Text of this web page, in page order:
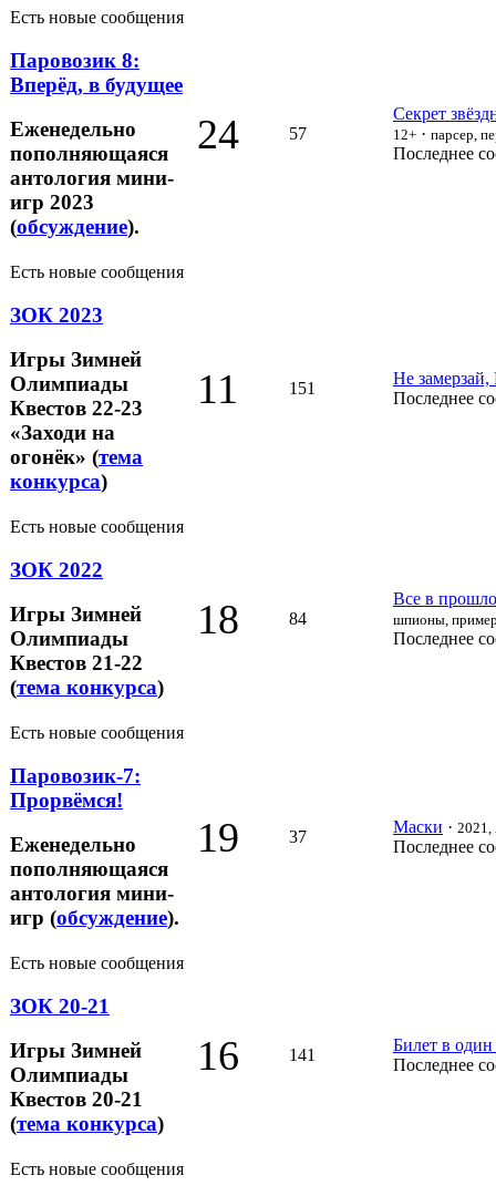
Есть новые сообщения
Паровозик 8:
Вперёд, в будущее
Еженедельно
пополняющаяся
антология мини-
игр 2023
(обсуждение).
24 57
Секрет
12+ · парсер,
Последнее
Есть новые сообщения
ЗОК 2023
Игры Зимней
Олимпиады
Квестов 22-23
«Заходи на
огонёк» (тема
конкурса)
11 151
Не
Последнее
Есть новые сообщения
ЗОК 2022
Игры Зимней
Олимпиады
Квестов 21-22
(тема конкурса)
18 84
Все в
шпионы,
Последнее
Есть новые сообщения
Паровозик-7:
Прорвёмся!
Еженедельно
пополняющаяся
антология мини-
игр (обсуждение).
19 37
Маски · 2021,
Последнее
Есть новые сообщения
ЗОК 20-21
Игры Зимней
Олимпиады
Квестов 20-21
(тема конкурса)
16 141
Билет в один
Последнее
Есть новые сообщения